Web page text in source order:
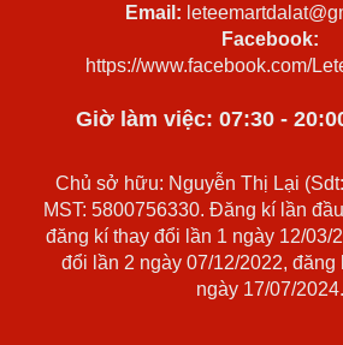
Email:
Facebook:
https://www.facebook.com/
Giờ làm việc: 07:30 -
Chủ sở hữu: Nguyễn Thị Lại
MST: 5800756330. Đăng kí lần
đăng kí thay đổi lần 1 ngày 12/03/
đổi lần 2 ngày 07/12/2022, đăng
ngày 17/07/2024.